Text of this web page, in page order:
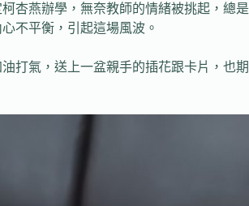
杏燕辦學，無奈教師的情緒被挑起，總是
不平衡，引起這場風波。
打氣，送上一盆親手的插花跟卡片，也期